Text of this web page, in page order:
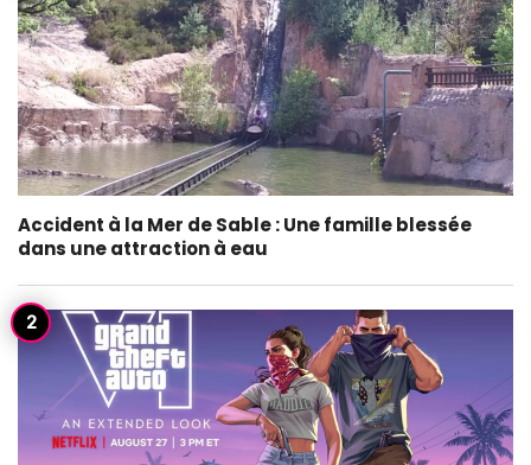
Accident à la Mer de Sable : Une famille blessée
dans une attraction à eau